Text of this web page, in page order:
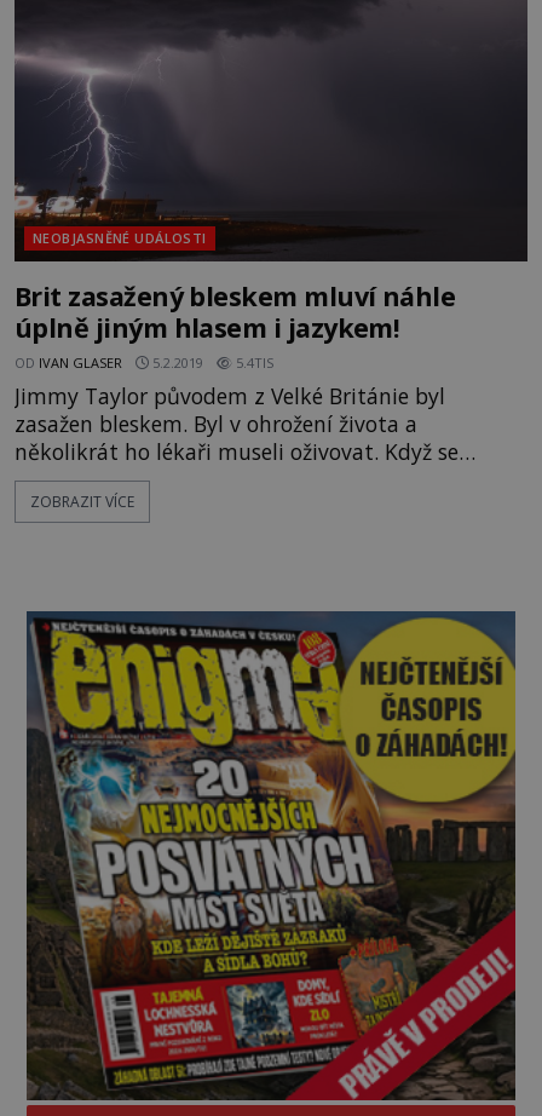
bouřka – i když pokaždé na jiném mí
NEOBJASNĚNÉ UDÁLOSTI
Brit zasažený bleskem mluví náhle
úplně jiným hlasem i jazykem!
OD IVAN GLASER 5.2.2019 5.4TIS
Jimmy Taylor původem z Velké Británie byl
zasažen bleskem. Byl v ohrožení života a
několikrát ho lékaři museli oživovat. Když se
probudil, všichni se radovali. Ale předčasně. Jimmy
najednou mluvil úplně jiným hlasem, jazykem a
měl mít údajně k
ZOBRAZIT VÍCE